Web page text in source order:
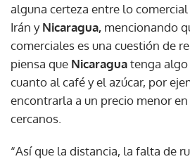
alguna certeza entre lo
Irán yNicaragua, mencionando
comerciales es una cuestión de
piensa que Nicaraguatenga algo
cuanto al café y el azúcar, por
encontrarla a un precio menor
cercanos.
“Así que la distancia, la falta de